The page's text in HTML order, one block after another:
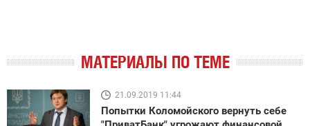
МАТЕРИАЛЫ ПО ТЕМЕ
21.09.2019 11:44
Попытки Коломойского вернуть себе